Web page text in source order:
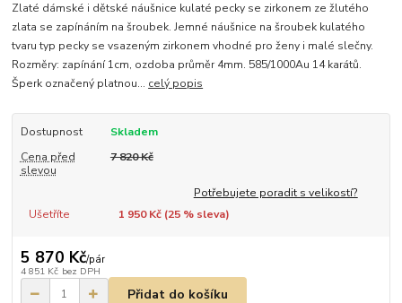
Zlaté dámské i dětské náušnice kulaté pecky se zirkonem ze žlutého
zlata se zapínáním na šroubek. Jemné náušnice na šroubek kulatého
tvaru typ pecky se vsazeným zirkonem vhodné pro ženy i malé slečny.
Rozměry: zapínání 1cm, ozdoba průměr 4mm. 585/1000Au 14 karátů.
Šperk označený platnou... celý popis
Dostupnost
Skladem
Cena před
slevou
7 820 Kč
Potřebujete poradit s velikostí?
Ušetříte
1 950 Kč (25% sleva)
5 870 Kč/pár
4 851 Kč bez DPH
Přidat do košíku